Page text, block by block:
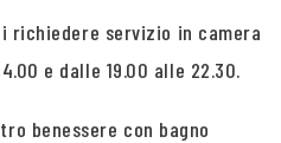
richiedere servizio in camera
e dalle 19.00 alle 22.30.
benessere con bagno